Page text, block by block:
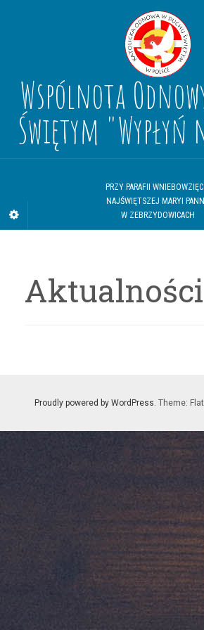
Wspólnota
Świętym "Wypłyń
PRZY PARAFII
NAJŚWIĘTSZEJ MARYI
W ZEBRZYDOWICACH
Aktualności
Proudly powered by WordPress. Theme: